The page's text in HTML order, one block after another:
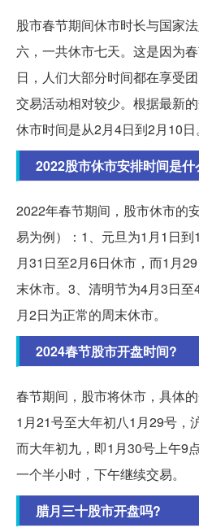
股市春节期间休市时长与国家
六，一共休市七天。这是因为
日，人们大部分时间都在享受
交易活动相对较少。根据最新
休市时间是从2月4日到2月10日。
2022股市休市安排时间是什
2022年春节期间，股市休市的
易为例）：1、元旦为1月1日
月31日至2月6日休市，而1月
末休市。3、清明节为4月3日
月2日为正常的周末休市。
2024春节股市开盘时间?
春节期间，股市将休市，具体
1月21号至大年初八1月29号，
而大年初九，即1月30号上午9
一个半小时，下午继续交易。
腊月三十股市开盘吗?